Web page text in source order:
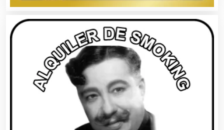
Boutiques
Buceo
Cafeterías
Cajas de Ahorro